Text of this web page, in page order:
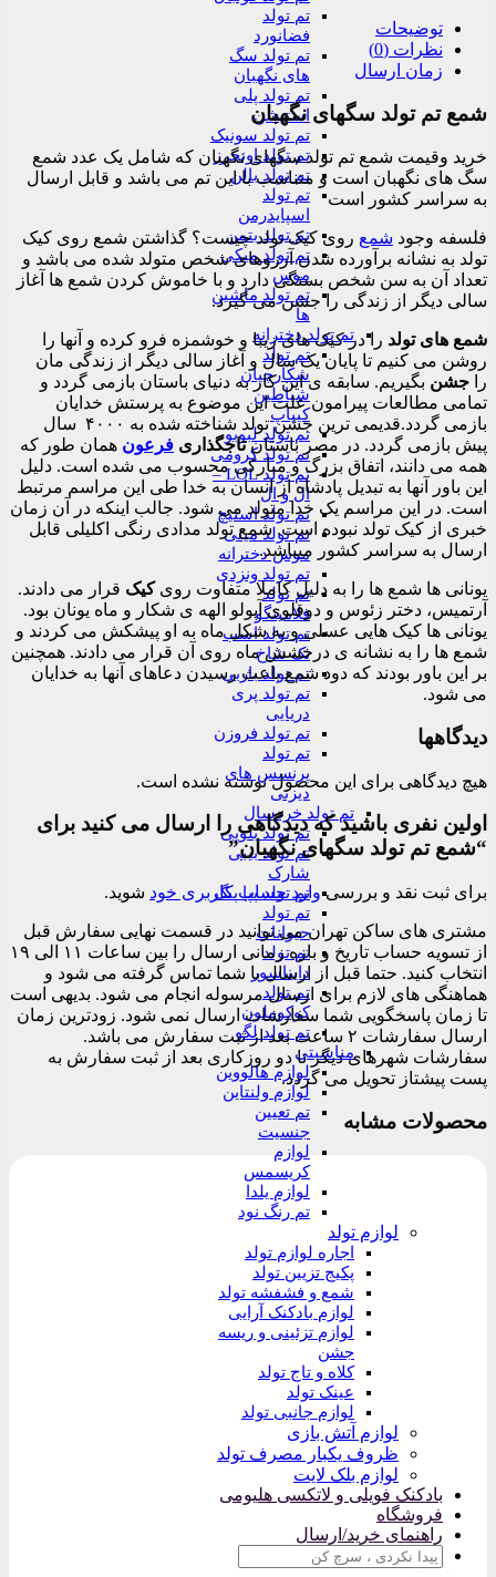
تم تولد
فضانورد
تم تولد سگ
های نگهبان
تم تولد پلی
استیشن
تم تولد سونیک
تم تولد اونجرز
تم تولد بالن
تم تولد
اسپایدرمن
تم تولد بتمن
تم تولد میکی
موس
تم تولد ماشین
ها
تم تولد دخترانه
تم تولد
شکارچیان
شیاطین
کیپاپ
تم تولد لبوبو
تم تولد کرومی
تم تولد LOL –
ال و ال
تم تولد استیچ
تم تولد مینی
موس دخترانه
تم تولد ونزدی
تم تولد
فلامینگو
تم تولد اسب
تک شاخ
تم تولد باربی
تم تولد پری
دریایی
تم تولد فروزن
تم تولد
پرنسس های
دیزنی
تم تولد خردسال
تم تولد بلویی
تم تولد بیبی
شارک
تم تولد پپا پیگ
تم تولد
حیوانات
تم تولد
دایناسور
تم تولد
کوکوملون
تم تولد لگو
مناسبتی
لوازم هالووین
لوازم ولنتاین
تم تعیین
جنسیت
لوازم
کریسمس
لوازم یلدا
تم رنگ نود
لوازم تولد
اجاره لوازم تولد
پکیج تزیین تولد
شمع و فشفشه تولد
لوازم بادکنک آرایی
لوازم تزئینی و ریسه
جشن
کلاه و تاج تولد
عینک تولد
لوازم جانبی تولد
لوازم آتش بازی
ظروف یکبار مصرف تولد
لوازم بلک لایت
بادکنک فویلی و لاتکسی هلیومی
فروشگاه
راهنمای خرید/ارسال
جستجو
توضیحات
نظرات (0)
زمان ارسال
شمع تم تولد سگهای نگهبان
خرید وقیمت شمع تم تولد سگهای نگهبان که شامل یک عدد شمع
سگ های نگهبان است و متناسب با این تم می باشد و قابل ارسال
به سراسر کشور است
فلسفه وجود شمع روی کیک تولد چیست؟ گذاشتن شمع روی کیک
تولد به نشانه برآورده شدن آرزوهای شخص متولد شده می باشد و
تعداد آن به سن شخص بستگی دارد و با خاموش کردن شمع ها آغاز
سالی دیگر از زندگی را جشن می گیرد.
شمع های تولد را در کیک های زیبا و خوشمزه فرو کرده و آنها را
روشن می کنیم تا پایان یک سال و آغاز سالی دیگر از زندگی مان
را جشن بگیریم. سابقه ی این کار به دنیای باستان بازمی گردد و
تمامی مطالعات پیرامون علت این موضوع به پرستش خدایان
بازمی گردد.قدیمی ترین جشن تولد شناخته شده به ۴۰۰۰ سال
پیش بازمی گردد. در مصر باستانتاجگذاری فرعون همان طور که
همه می دانند، اتفاق بزرگ و مبارکی محسوب می شده است. دلیل
این باور آنها به تبدیل پادشاه از انسان به خدا طی این مراسم مرتبط
است. در این مراسم یک خدا متولد می شود. جالب اینکه در آن زمان
خبری از کیک تولد نبوده است. شمع تولد مدادی رنگی اکلیلی قابل
ارسال به سراسر کشور میباشد.
یونانی ها شمع ها را به دلیل کاملا متفاوت رویکیک قرار می دادند.
آرتمیس، دختر زئوس و دوقلوی آپولو الهه ی شکار و ماه یونان بود.
یونانی ها کیک هایی عسلی و به شکل ماه به او پیشکش می کردند و
شمع ها را به نشانه ی درخشش ماه روی آن قرار می دادند. همچنین
بر این باور بودند که دود شمع باعث رسیدن دعاهای آنها به خدایان
می شود.
دیدگاهها
هیچ دیدگاهی برای این محصول نوشته نشده است.
اولین نفری باشید که دیدگاهی را ارسال می کنید برای
“شمع تم تولد سگهای نگهبان”
برای ثبت نقد و بررسیوارد حساب کاربری خود شوید.
مشتری های ساکن تهران می توانید در قسمت نهایی سفارش قبل
از تسویه حساب تاریخ و بازه زمانی ارسال را بین ساعات ۱۱ الی ۱۹
انتخاب کنید. حتما قبل از ارسال با شما تماس گرفته می شود و
هماهنگی های لازم برای ارسال مرسوله انجام می شود. بدیهی است
تا زمان پاسخگویی شما سفارشات ارسال نمی شود. زودترین زمان
ارسال سفارشات ۲ ساعت بعد از ثبت سفارش می باشد.
سفارشات شهرهای دیگر تا دو روزکاری بعد از ثبت سفارش به
پست پیشتاز تحویل می گردد.
محصولات مشابه